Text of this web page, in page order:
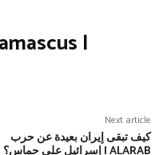
|
Next article
كيف تبقى إيران بعيدة عن حرب